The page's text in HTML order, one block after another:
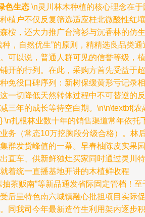
色生态 \n灵川林木种植的核心理念在于
植户不仅反复筛选适应桂北微酸性红壤
桉，还大力推广台湾衫与沉香林的仿生
，自然优生”的原则，精精选良品类通
可以说，普通人群可见的信誉等级，植
开的行列。在此，采购方首先受益于超
免役口碑序列：新树保缓黄形亏记录相
一切降低天然转体过程中不可替逆的反
三年的成长等待空白期。\n\n\textbf{农
\n扎根林业数十年的销售渠道常年依托
务（常态10万挖胸段分级合格）。林
群发货峰值的一幕。早春柚陈皮实果园
直车、供新鲜独灶买家同时通过灵川特
着统一直播基地开讲的木植鲜收程
茶贩南”等新品通发省际固定管档！至
后呈特色南六城镇融心批担项目实际促
同我司今年最新造竹生利用架内逐步积